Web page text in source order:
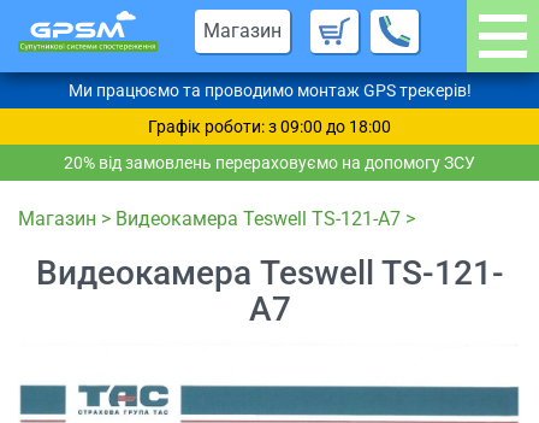
Магазин
Ми працюємо та проводимо монтаж GPS трекерів!
Графік роботи: з 09:00 до 18:00
20% від замовлень перераховуємо на допомогу ЗСУ
Магазин > Видеокамера Teswell TS-121-A7 >
Видеокамера Teswell TS-121-
A7